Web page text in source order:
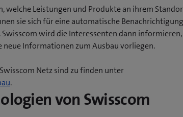
welche Leistungen und Produkte an ihrem
sie sich für eine automatische Benachrichtigung
wird die Interessenten dann informieren,
neue Informationen zum Ausbau vorliegen.
Netz sind zu finden unter
.
von Swisscom